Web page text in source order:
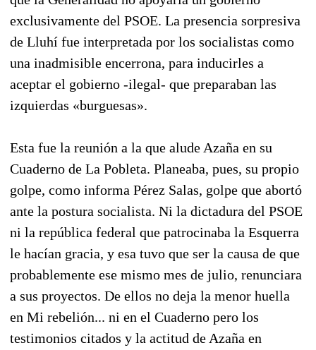
exclusivamente del PSOE. La presencia sorpresiva
de Lluhí fue interpretada por los socialistas como
una inadmisible encerrona, para inducirles a
aceptar el gobierno -ilegal- que preparaban las
izquierdas «burguesas».
Esta fue la reunión a la que alude Azaña en su
Cuaderno de La Pobleta. Planeaba, pues, su propio
golpe, como informa Pérez Salas, golpe que abortó
ante la postura socialista. Ni la dictadura del PSOE
ni la república federal que patrocinaba la Esquerra
le hacían gracia, y esa tuvo que ser la causa de que
probablemente ese mismo mes de julio, renunciara
a sus proyectos. De ellos no deja la menor huella
en Mi rebelión... ni en el Cuaderno pero los
testimonios citados y la actitud de Azaña en